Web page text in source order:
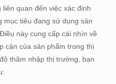
quan đến việc xác định
mục tiêu đang sử dụng sản
này cung cấp cái nhìn về
cận của sản phẩm trong thị
thâm nhập thị trường, bạn